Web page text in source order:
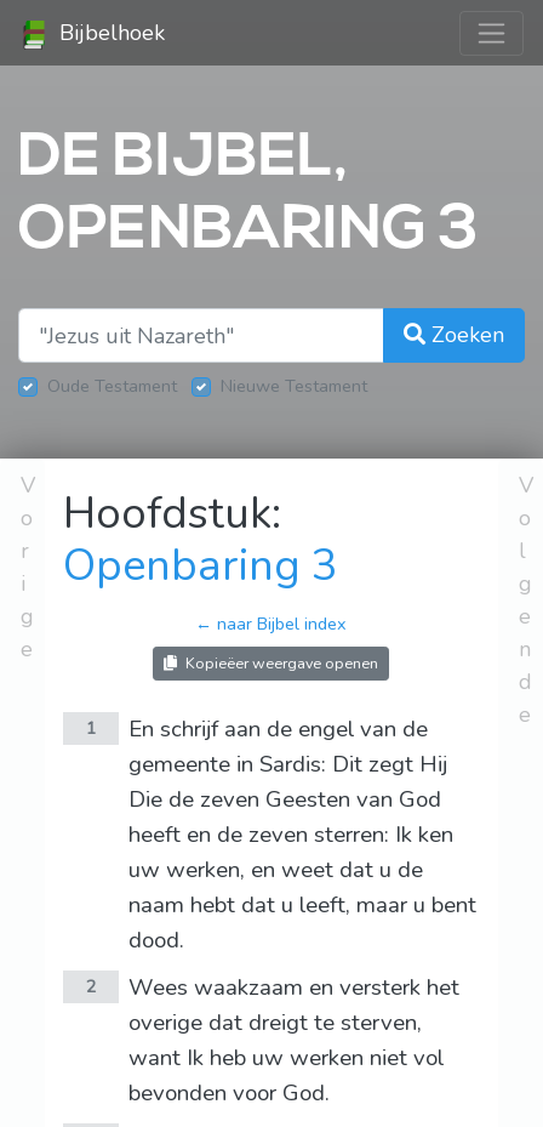
Bijbelhoek
DE BIJBEL,
OPENBARING 3
Zoeken
Oude Testament Nieuwe Testament
V
o
r
i
g
e
Hoofdstuk:
Openbaring 3
← naar Bijbel index
Kopieëer weergave openen
1
En schrijf aan de engel van de
gemeente in Sardis: Dit zegt Hij
Die de zeven Geesten van God
heeft en de zeven sterren: Ik ken
uw werken, en weet dat u de
naam hebt dat u leeft, maar u bent
dood.
2
Wees waakzaam en versterk het
overige dat dreigt te sterven,
want Ik heb uw werken niet vol
bevonden voor God.
V
o
l
g
e
n
d
e